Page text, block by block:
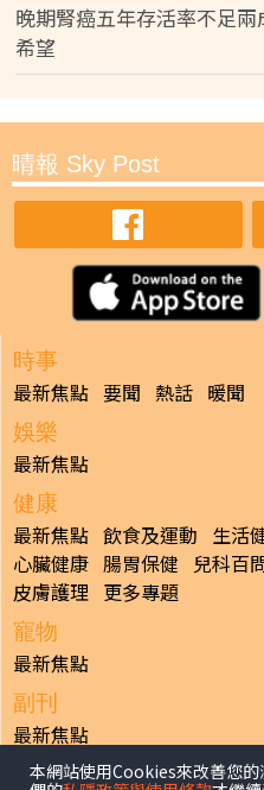
晚期腎癌五年存活率不足
希望
晴報 Sky Post
時事
最新焦點 要聞 熱話 暖聞
娛樂
最新焦點
健康
最新焦點 飲食及運動 生活
心臟健康 腸胃保健 兒科百
皮膚護理 更多專題
寵物
最新焦點
副刊
最新焦點
日報
本網站使用Cookies來改善您